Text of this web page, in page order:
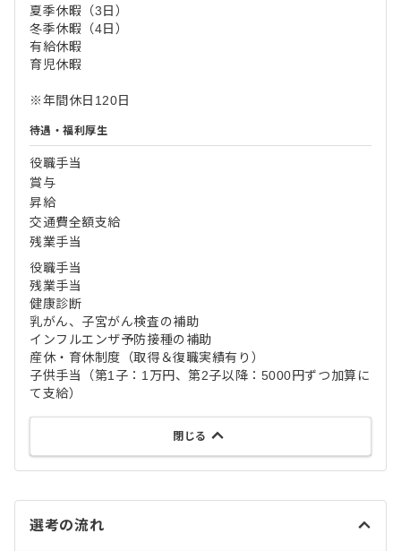
夏季休暇（3日）
冬季休暇（4日）
有給休暇
育児休暇
※年間休日120日
待遇・福利厚生
役職手当
賞与
昇給
交通費全額支給
残業手当
役職手当
残業手当
健康診断
乳がん、子宮がん検査の補助
インフルエンザ予防接種の補助
産休・育休制度（取得＆復職実績有り）
子供手当（第1子：1万円、第2子以降：5000円ずつ加算に
て支給）
閉じる
選考の流れ